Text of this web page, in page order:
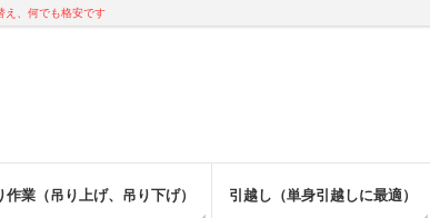
え、何でも格安です
作業（吊り上げ、吊り下げ） 引越し（単身引越しに最適）